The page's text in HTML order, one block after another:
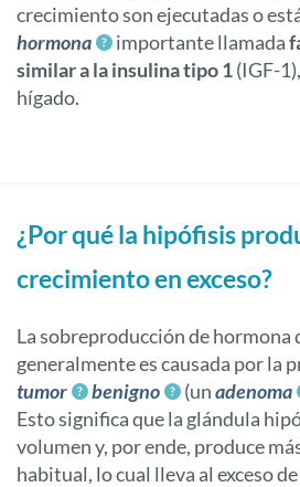
crecimiento son ejecutadas o
hormona
importante llamada
similar a la insulina tipo 1(IGF-
hígado.
¿Por qué la hipófisis
crecimiento en exceso?
La sobreproducción de
generalmente es causada por la
tumor
benigno (unadenoma
Esto significa que la glándula
volumen y, por ende, produce
habitual, lo cual lleva al exceso